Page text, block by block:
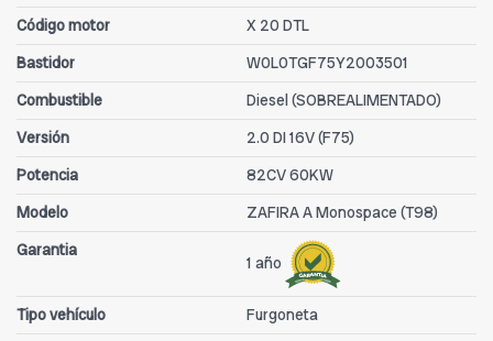
Código motor
X 20 DTL
Bastidor
W0L0TGF75Y2003501
Combustible
Diesel (SOBREALIMENTADO)
Versión
2.0 DI 16V (F75)
Potencia
82CV 60KW
Modelo
ZAFIRA A Monospace (T98)
Garantia
1 año
Tipo vehículo
Furgoneta